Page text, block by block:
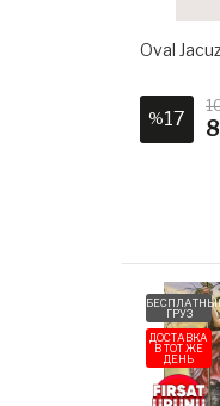
Oval
%17
ГРУЗ
ДОСТАВКА
В ТОТ ЖЕ
ДЕНЬ